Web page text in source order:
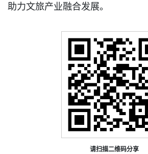
助力文旅产业融合发展。
请扫描二维码分享